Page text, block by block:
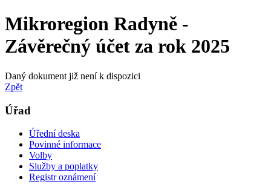
Mikroregion Radyně -
Závěrečný účet za rok 2025
Daný dokument již není k dispozici
Zpět
Úřad
Úřední deska
Povinné informace
Volby
Služby a poplatky
Registr oznámení